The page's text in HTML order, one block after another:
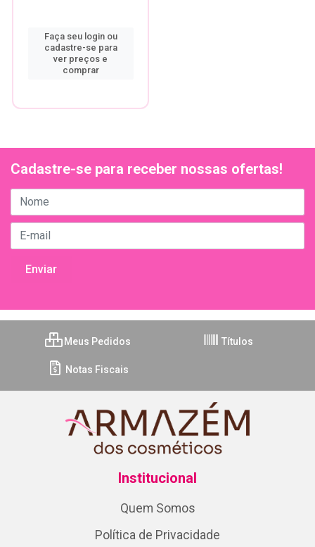
Faça seu login ou
cadastre-se para
ver preços e
comprar
Cadastre-se para receber nossas ofertas!
Meus Pedidos Títulos
Notas Fiscais
Institucional
Quem Somos
Política de Privacidade